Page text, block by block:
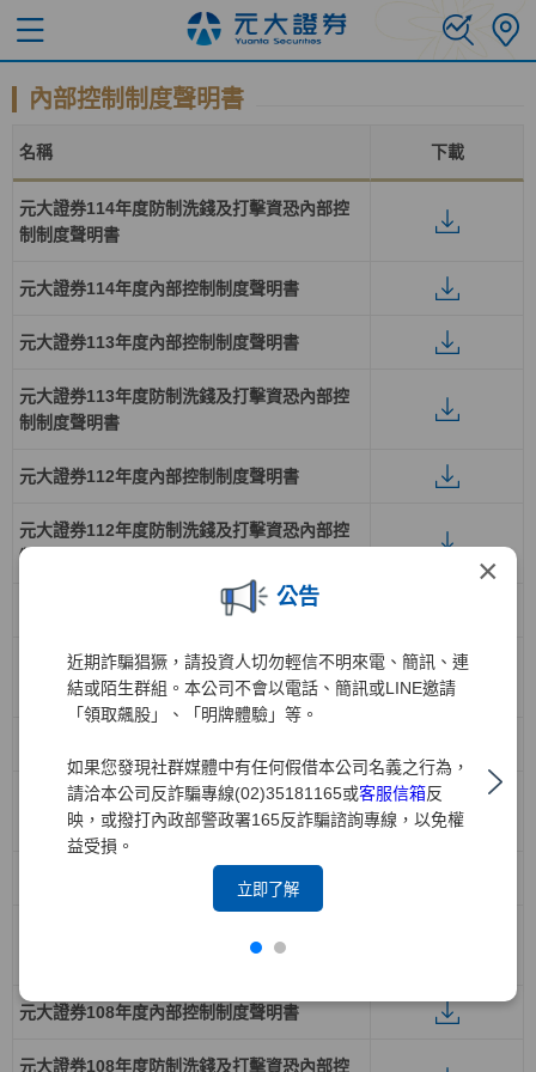
×
公告
近期詐騙猖獗，請投資人切勿輕信不明來電、簡訊、連
結或陌生群組。本公司不會以電話、簡訊或LINE邀請
「領取飆股」、「明牌體驗」等。
如果您發現社群媒體中有任何假借本公司名義之行為，
請洽本公司反詐騙專線(02)35181165或客服信箱反
映，或撥打內政部警政署165反詐騙諮詢專線，以免權
益受損。
立即了解
內部控制制度聲明書
名稱 下載
元大證券114年度防制洗錢及打擊資恐內部控
制制度聲明書
元大證券114年度內部控制制度聲明書
元大證券113年度內部控制制度聲明書
元大證券113年度防制洗錢及打擊資恐內部控
制制度聲明書
元大證券112年度內部控制制度聲明書
元大證券112年度防制洗錢及打擊資恐內部控
制制度聲明書
元大證券111年度內部控制制度聲明書
元大證券111年度防制洗錢及打擊資恐內部控
制制度聲明書
元大證券110年度防制洗錢及打擊資恐內部控
制制度聲明書
元大證券109年度內部控制制度聲明書
元大證券108年度內部控制制度聲明書
元大證券108年度防制洗錢及打擊資恐內部控